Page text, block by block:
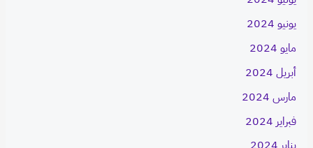
يونيو 2024
مايو 2024
أبريل 2024
مارس 2024
فبراير 2024